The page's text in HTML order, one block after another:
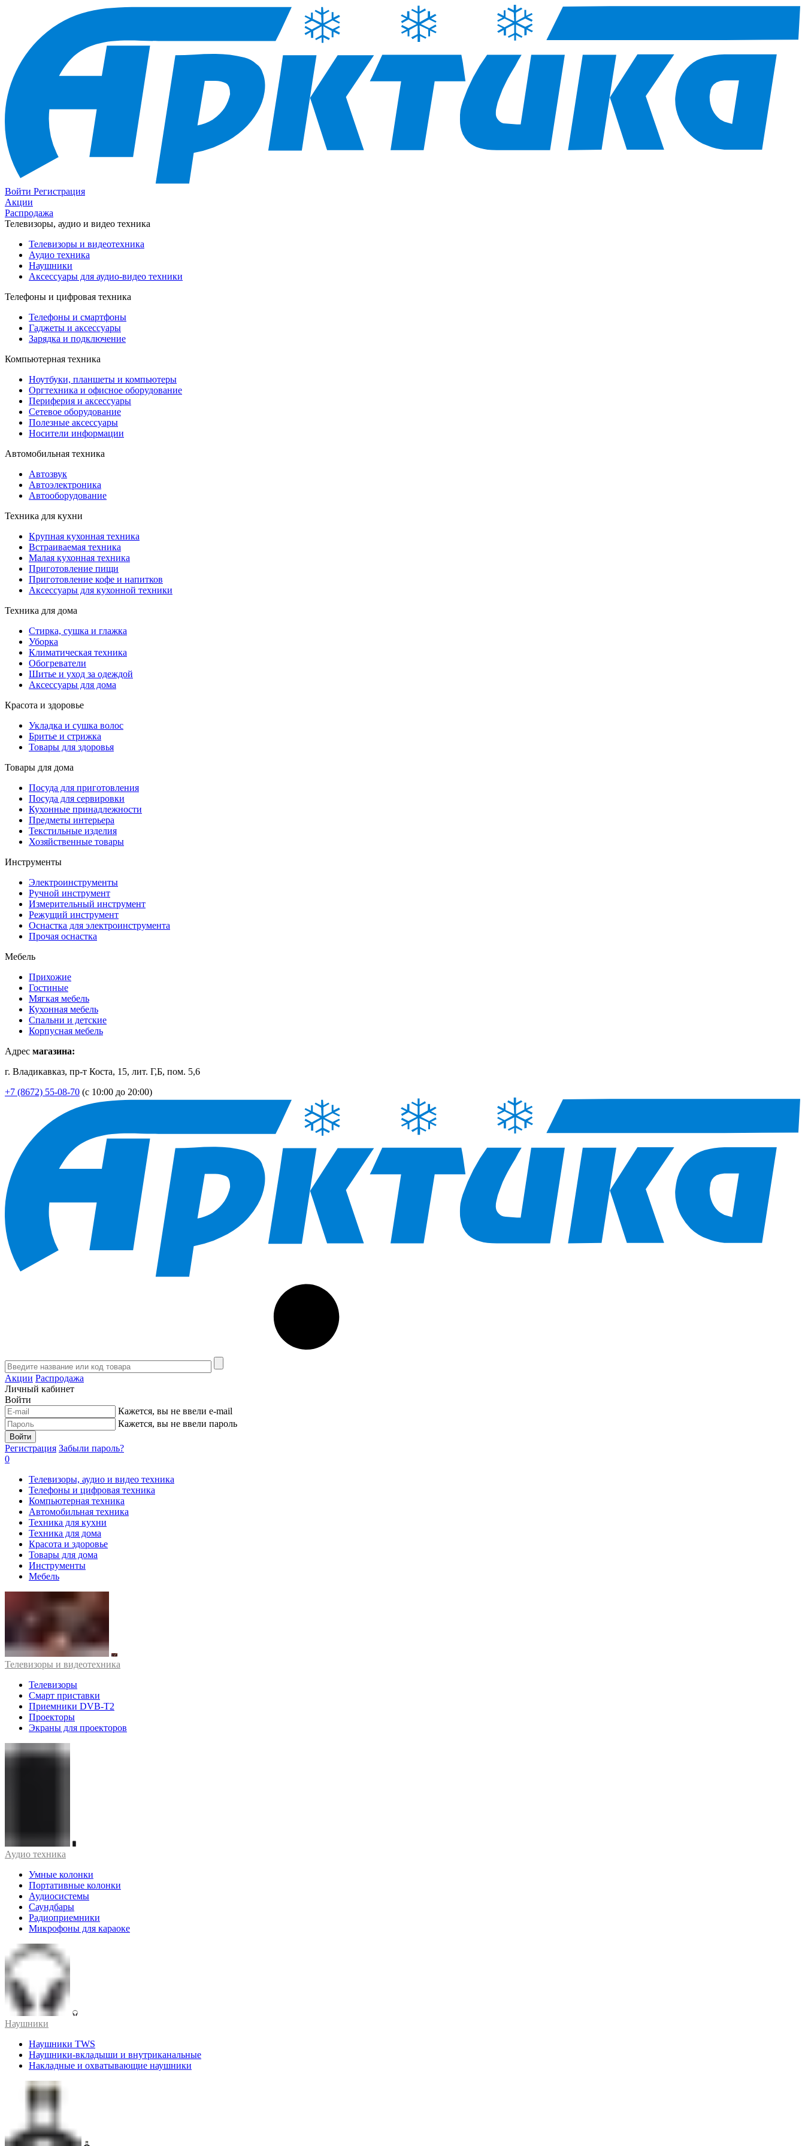
Войти Регистрация
Акции
Распродажа
Телевизоры, аудио и видео техника
Телевизоры и видеотехника
Аудио техника
Наушники
Аксессуары для аудио-видео техники
Телефоны и цифровая техника
Телефоны и смартфоны
Гаджеты и аксессуары
Зарядка и подключение
Компьютерная техника
Ноутбуки, планшеты и компьютеры
Оргтехника и офисное оборудование
Периферия и аксессуары
Cетевое оборудование
Полезные аксессуары
Носители информации
Автомобильная техника
Автозвук
Автоэлектроника
Автооборудование
Техника для кухни
Крупная кухонная техника
Встраиваемая техника
Малая кухонная техника
Приготовление пищи
Приготовление кофе и напитков
Аксессуары для кухонной техники
Техника для дома
Стирка, сушка и глажка
Уборка
Климатическая техника
Обогреватели
Шитье и уход за одеждой
Аксессуары для дома
Красота и здоровье
Укладка и сушка волос
Бритье и стрижка
Товары для здоровья
Товары для дома
Посуда для приготовления
Посуда для сервировки
Кухонные принадлежности
Предметы интерьера
Текстильные изделия
Хозяйственные товары
Инструменты
Электроинструменты
Ручной инструмент
Измерительный инструмент
Режущий инструмент
Оснастка для электроинструмента
Прочая оснастка
Мебель
Прихожие
Гостиные
Мягкая мебель
Кухонная мебель
Спальни и детские
Корпусная мебель
Адрес магазина:
г. Владикавказ, пр-т Коста, 15, лит. Г,Б, пом. 5,6
+7 (8672) 55-08-70 (с 10:00 до 20:00)
Акции Распродажа
Личный кабинет
Войти
Кажется, вы не ввели e-mail
Кажется, вы не ввели пароль
Войти
Регистрация Забыли пароль?
0
Телевизоры, аудио и видео техника
Телефоны и цифровая техника
Компьютерная техника
Автомобильная техника
Техника для кухни
Техника для дома
Красота и здоровье
Товары для дома
Инструменты
Мебель
Телевизоры и видеотехника
Телевизоры
Смарт приставки
Приемники DVB-T2
Проекторы
Экраны для проекторов
Аудио техника
Умные колонки
Портативные колонки
Аудиосистемы
Саундбары
Радиоприемники
Микрофоны для караоке
Наушники
Наушники TWS
Наушники-вкладыши и внутриканальные
Накладные и охватывающие наушники